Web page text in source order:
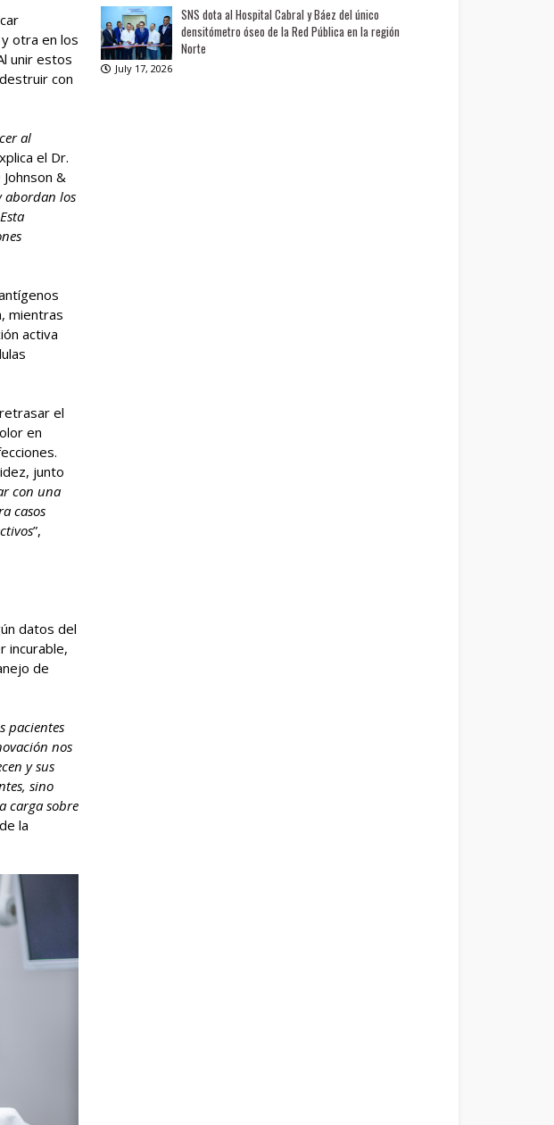
otra en los
unir estos
con
al
el Dr.
&
abordan los
mientras
activa
el
en
junto
con una
casos
”,
datos del
incurable,
de
pacientes
nos
y sus
sino
carga sobre
la
SNS dota al Hospital Cabral y Báez del único
densitómetro óseo de la Red Pública en la región
Norte
July 17, 2026